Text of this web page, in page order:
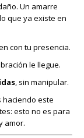
Un amarre
que ya existe en
con tu presencia.
le llegue.
, sin manipular.
haciendo este
esto no es para
amor.